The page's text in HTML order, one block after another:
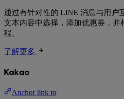
通过有针对性的 LINE 消息与用户
文本内容中选择，添加优惠券，并
程。
了解更多
Kakao
Anchor link to